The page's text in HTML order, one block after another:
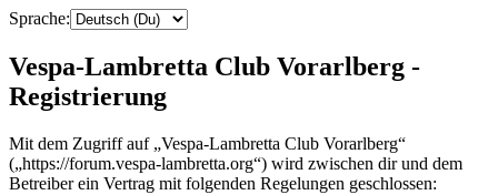
Sprache:
Vespa-Lambretta Club Vorarlberg -
Registrierung
Mit dem Zugriff auf „Vespa-Lambretta Club Vorarlberg“
(„https://forum.vespa-lambretta.org“) wird zwischen dir und dem
Betreiber ein Vertrag mit folgenden Regelungen geschlossen: